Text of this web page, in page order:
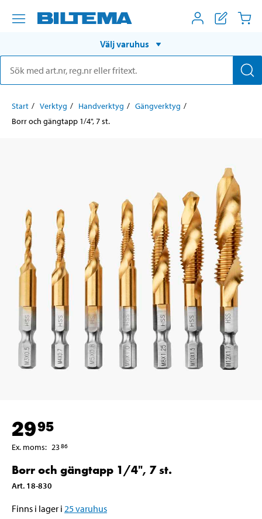
Välj varuhus
Start Verktyg Handverktyg
Gängverktyg
Borr och gängtapp 1/4", 7 st.
2995
Ex. moms: 2386
Borr och gängtapp 1/4", 7 st.
Art. 18-830
Finns i lager i 25varuhus